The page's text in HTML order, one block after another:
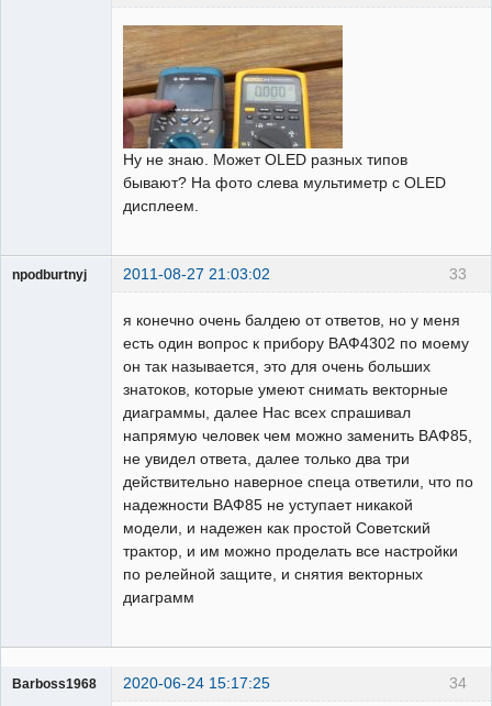
Ну не знаю. Может OLED разных типов
бывают? На фото слева мультиметр с OLED
дисплеем.
33
npodburtnyj 2011-08-27 21:03:02
я конечно очень балдею от ответов, но у меня
есть один вопрос к прибору ВАФ4302 по моему
он так называется, это для очень больших
знатоков, которые умеют снимать векторные
диаграммы, далее Нас всех спрашивал
напрямую человек чем можно заменить ВАФ85,
не увидел ответа, далее только два три
действительно наверное спеца ответили, что по
надежности ВАФ85 не уступает никакой
модели, и надежен как простой Советский
трактор, и им можно проделать все настройки
по релейной защите, и снятия векторных
диаграмм
34
Barboss1968 2020-06-24 15:17:25